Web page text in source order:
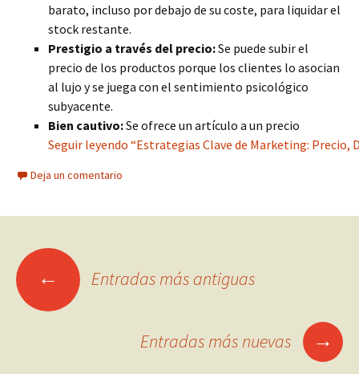
barato, incluso por debajo de su coste, para liquidar el
stock restante.
Prestigio a través del precio:Se puede subir el
precio de los productos porque los clientes lo asocian
al lujo y se juega con el sentimiento psicológico
subyacente.
Bien cautivo:Se ofrece un artículo a un precio
Seguir leyendo “Estrategias Clave de Marketing:
Deja un comentario
Ir ← Entradas más antiguas
Entradas más nuevas →